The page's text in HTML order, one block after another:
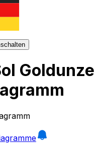
Goldunze